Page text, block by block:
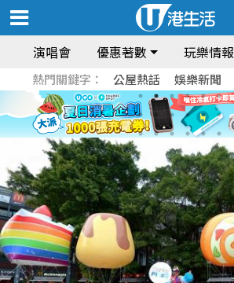
演唱會 優惠著數 玩樂情報
熱門關鍵字： 公屋熱話 娛樂新聞